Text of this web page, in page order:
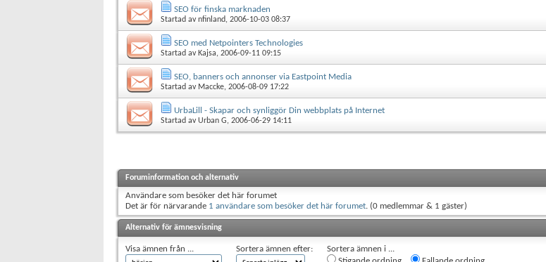
SEO för finska marknaden
Startad avnfinland, 2006-10-03 08:37
SEO med Netpointers Technologies
Startad av Kajsa, 2006-09-11 09:15
SEO, banners och annonser via Eastpoint Media
Startad av Maccke, 2006-08-09 17:22
UrbaLill - Skapar och synliggör Din webbplats på Internet
Startad avUrban G, 2006-06-29 14:11
Foruminformation och alternativ
Användare som besöker det här forumet
Det är för närvarande 1 användare som besöker det här forumet. (0 medlemmar & 1 gäster)
Alternativ för ämnesvisning
Visa ämnen från ... Sortera ämnen efter:
Sortera ämnen i ...